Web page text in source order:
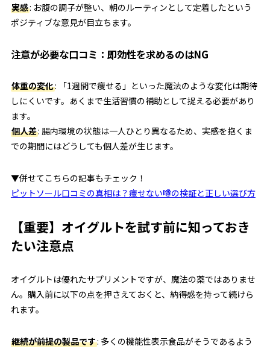
実感: お腹の調子が整い、朝のルーティンとして定着したという
ポジティブな意見が目立ちます。
注意が必要な口コミ：即効性を求めるのはNG
体重の変化: 「1週間で痩せる」といった魔法のような変化は期待
しにくいです。あくまで生活習慣の補助として捉える必要があり
ます。
個人差: 腸内環境の状態は一人ひとり異なるため、実感を抱くま
での期間にはどうしても個人差が生じます。
▼併せてこちらの記事もチェック！
ピットソール口コミの真相は？痩せない噂の検証と正しい選び方
【重要】オイグルトを試す前に知っておき
たい注意点
オイグルトは優れたサプリメントですが、魔法の薬ではありませ
ん。購入前に以下の点を押さえておくと、納得感を持って続けら
れます。
継続が前提の製品です: 多くの機能性表示食品がそうであるよう